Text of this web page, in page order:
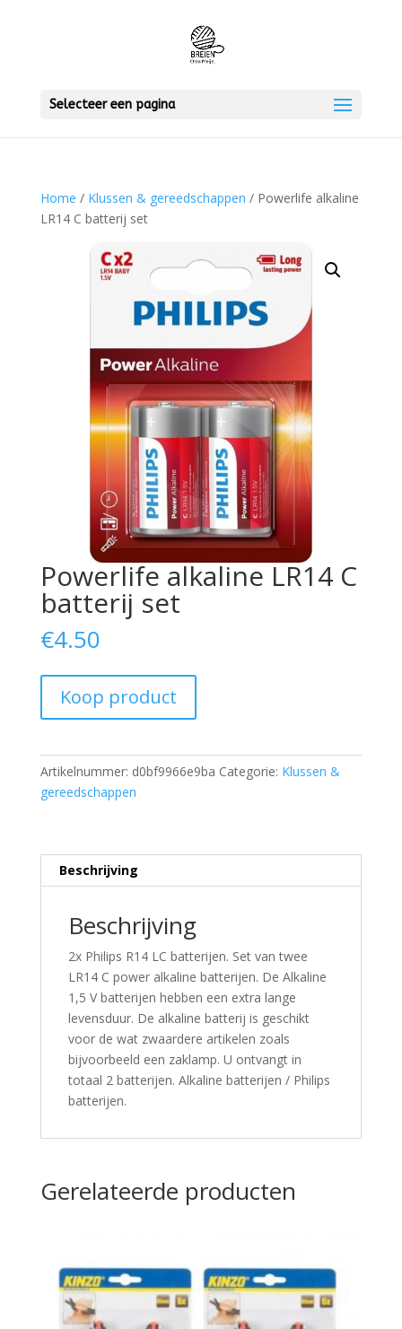
Selecteer een pagina
Home / Klussen & gereedschappen / Powerlife alkaline
LR14 C batterij set
Powerlife alkaline LR14 C
batterij set
€4.50
Koop product
Artikelnummer: d0bf9966e9ba Categorie: Klussen &
gereedschappen
Beschrijving
Beschrijving
2x Philips R14 LC batterijen. Set van twee
LR14 C power alkaline batterijen. De Alkaline
1,5 V batterijen hebben een extra lange
levensduur. De alkaline batterij is geschikt
voor de wat zwaardere artikelen zoals
bijvoorbeeld een zaklamp. U ontvangt in
totaal 2 batterijen. Alkaline batterijen / Philips
batterijen.
Gerelateerde producten